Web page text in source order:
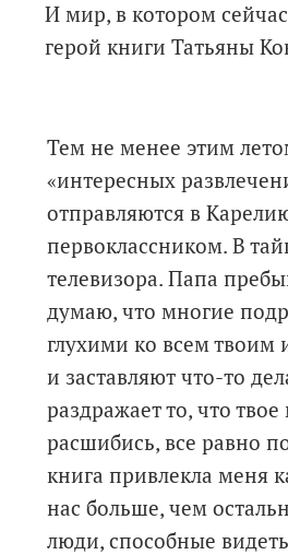
И мир, в котором
герой книги Татьяны
Тем не менее этим
«интересных
отправляются в
первоклассником. В
телевизора. Папа
думаю, что многие
глухими ко всем твоим
и заставляют что-то
раздражает то, что
расшибись, все равно
книга привлекла меня
нас больше, чем
люди, способные